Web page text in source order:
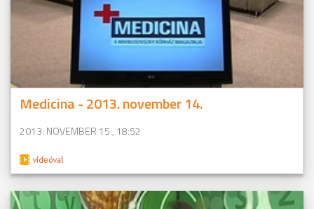
Medicina - 2013. november 14.
2013. NOVEMBER 15., 18:52